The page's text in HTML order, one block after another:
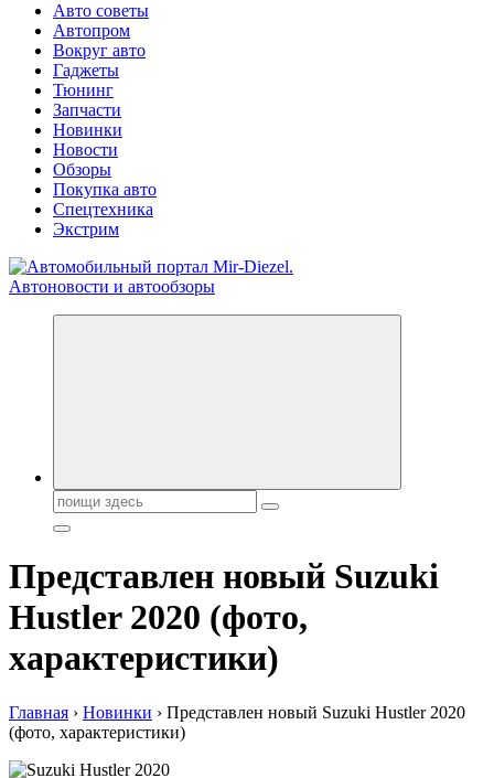
Авто советы
Автопром
Вокруг авто
Гаджеты
Тюнинг
Запчасти
Новинки
Новости
Обзоры
Покупка авто
Спецтехника
Экстрим
Справочник автомобилиста. Обзор новинок популярных
Поиск:
Представлен новый Suzuki
Hustler 2020 (фото,
характеристики)
Главная › Новинки › Представлен новый Suzuki Hustler 2020
(фото, характеристики)